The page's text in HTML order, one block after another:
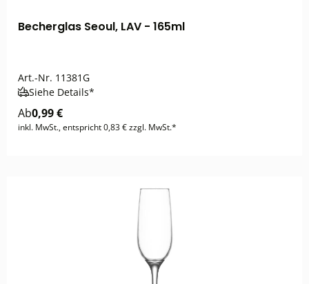
Becherglas Seoul, LAV - 165ml
Art.-Nr. 11381G
Siehe Details*
Ab0,99 €
inkl. MwSt., entspricht 0,83 € zzgl. MwSt.*